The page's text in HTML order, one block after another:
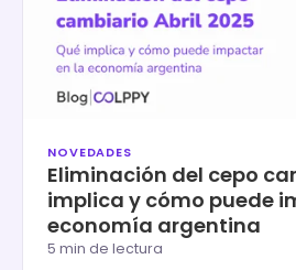
NOVEDADES
Eliminación del cepo
implica y cómo puede
economía argentina
5 min de lectura